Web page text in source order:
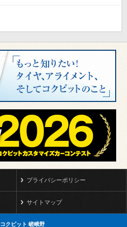
プライバシーポリシー
サイトマップ
コクピット 嵯峨野